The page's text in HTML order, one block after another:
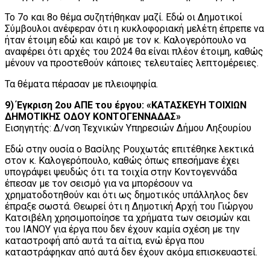
Το 7ο και 8ο θέμα συζητήθηκαν μαζί. Εδώ οι Δημοτικοί
Σύμβουλοι ανέφεραν ότι η κυκλοφοριακή μελέτη έπρεπε να
ήταν έτοιμη εδώ και καιρό με τον κ. Καλογερόπουλο να
αναφέρει ότι αρχές του 2024 θα είναι πλέον έτοιμη, καθώς
μένουν να προστεθούν κάποιες τελευταίες λεπτομέρειες.
Τα θέματα πέρασαν με πλειοψηφία.
9) Έγκριση 2ου ΑΠΕ του έργου: «ΚΑΤΑΣΚΕΥΗ ΤΟΙΧΙΩΝ
ΔΗΜΟΤΙΚΗΣ ΟΔΟΥ ΚΟΝΤΟΓΕΝΝΑΔΑΣ»
Εισηγητής: Δ/νση Τεχνικών Υπηρεσιών Δήμου Ληξουρίου
Εδώ στην ουσία ο Βασίλης Ρουχωτάς επιτέθηκε λεκτικά
στον κ. Καλογερόπουλο, καθώς όπως επεσήμανε έχει
υπογράψει ψευδώς ότι τα τοιχία στην Κοντογεννάδα
έπεσαν με τον σεισμό για να μπορέσουν να
χρηματοδοτηθούν και ότι ως δημοτικός υπάλληλος δεν
έπραξε σωστά. Θεωρεί ότι η Δημοτική Αρχή του Γιώργου
Κατσιβέλη χρησιμοποίησε τα χρήματα των σεισμών και
του ΙΑΝΟΥ για έργα που δεν έχουν καμία σχέση με την
καταστροφή από αυτά τα αίτια, ενώ έργα που
καταστράφηκαν από αυτά δεν έχουν ακόμα επισκευαστεί.